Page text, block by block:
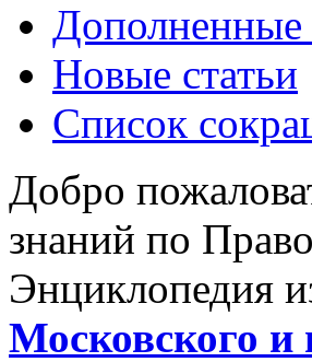
Дополненные
Новые статьи
Список
Добро
знаний по
Энциклопедия
Московского и